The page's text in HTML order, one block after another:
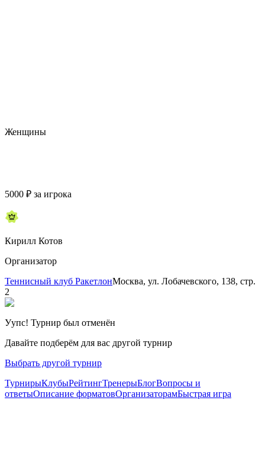
Женщины
5000 ₽ за игрока
Кирилл Котов
Организатор
Теннисный клуб РакетлонМосква, ул. Лобачевского, 138, стр.
2
Уупс! Турнир был отменён
Давайте подберём для вас другой турнир
Выбрать другой турнир
ТурнирыКлубыРейтингТренерыБлогВопросы и
ответыОписание форматовОрганизаторамБыстрая игра